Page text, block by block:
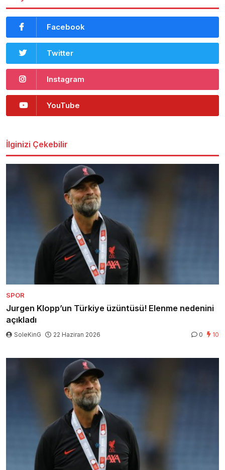
Facebook
Twitter
Instagram
YouTube
İlginizi Çekebilir
SPOR
Jurgen Klopp’un Türkiye üzüntüsü! Elenme nedenini
açıkladı
SoleKinG 22 Haziran 2026 0 10